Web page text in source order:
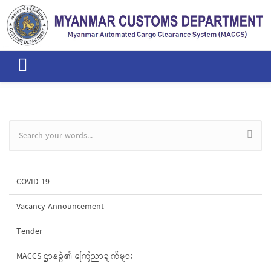
Skip to main content
Search form
COVID-19
Vacancy Announcement
Tender
MACCS ဌာနခွဲ၏ ကြေညာချက်များ